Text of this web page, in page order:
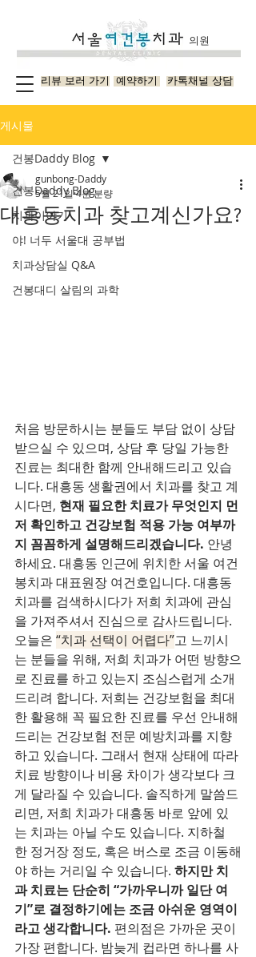
의원
예약하기
리뷰 보러 가기 카톡채널 상담
게시물
건봉Daddy Blog
치과이야기
야! 너두 서울대 공부법
치과상담실 Q&A
건봉대디 살림의 과학
건봉Daddy Blog
대흥동치과 찾고계신가요?
gunbong-Daddy
5월 21일4분 분량
처음 방문하시는 분들도 부담 없이 상담
받으실 수 있으며, 상담 후 당일 가능한
진료는 최대한 함께 안내해드리고 있습
니다. 대흥동 생활권에서 치과를 찾고 계
시다면, 현재 필요한 치료가 무엇인지 먼
저 확인하고 건강보험 적용 가능 여부까
지 꼼꼼하게 설명해드리겠습니다. 안녕
하세요. 대흥동 인근에 위치한 서울 여건
봉치과 대표원장 여건호입니다. 대흥동
치과를 검색하시다가 저희 치과에 관심
을 가져주셔서 진심으로 감사드립니다.
오늘은 “치과 선택이 어렵다”고 느끼시
는 분들을 위해, 저희 치과가 어떤 방향으
로 진료를 하고 있는지 조심스럽게 소개
드리려 합니다. 저희는 건강보험을 최대
한 활용해 꼭 필요한 진료를 우선 안내해
드리는 건강보험 전문 예방치과를 지향
하고 있습니다. 그래서 현재 상태에 따라
치료 방향이나 비용 차이가 생각보다 크
게 달라질 수 있습니다. 솔직하게 말씀드
리면, 저희 치과가 대흥동 바로 앞에 있
는 치과는 아닐 수도 있습니다. 지하철
한 정거장 정도, 혹은 버스로 조금 이동해
야 하는 거리일 수 있습니다. 하지만 치
과 치료는 단순히 “가까우니까 일단 여
기”로 결정하기에는 조금 아쉬운 영역이
라고 생각합니다. 편의점은 가까운 곳이
가장 편합니다. 밤늦게 컵라면 하나를 사